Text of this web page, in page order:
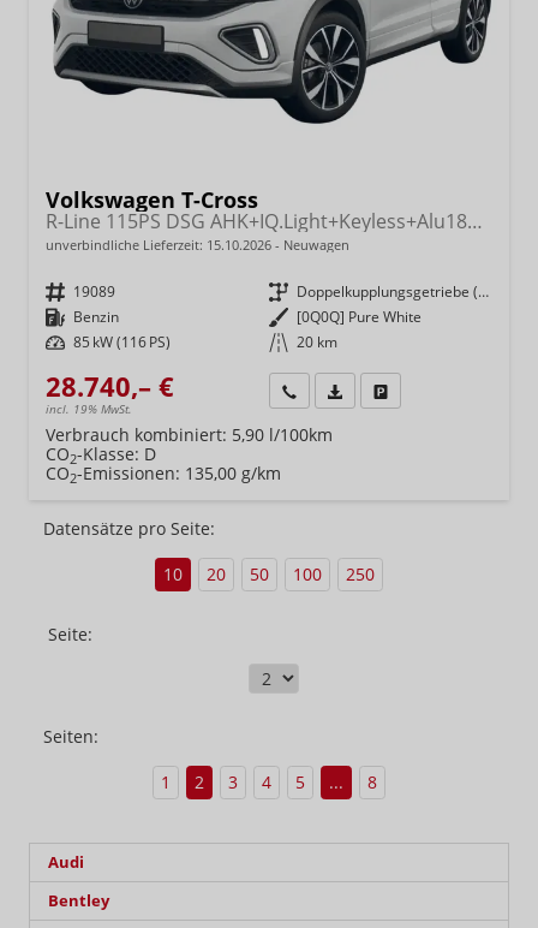
Volkswagen T-Cross
R-Line 115PS DSG AHK+IQ.Light+Keyless+Alu18+Kamera+Climatronic+Sitzheizung
unverbindliche Lieferzeit: 15.10.2026 Neuwagen
Fahrzeugnr. 19089 Getriebe
Doppelkupplungsgetriebe (DSG)
Kraftstoff Benzin Außenfarbe [0Q0Q] Pure White
Leistung 85 kW (116 PS) Kilometerstand 20 km
28.740,– €
incl. 19% MwSt.
Wir rufen Sie anFahrzeugexposé (PDF)
Verbrauch kombiniert: 5,90 l/100km
CO2-Klasse: D
CO2-Emissionen: 135,00 g/km
Datensätze pro Seite:
10
20 50 100 250
Seite:
Seiten:
1
2 3 4 5 ... 8
Audi
Bentley